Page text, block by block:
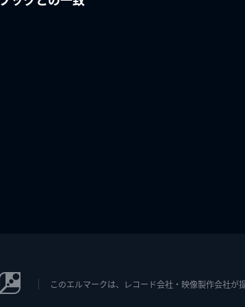
このエルマークは、レコード会社・映像製作会社